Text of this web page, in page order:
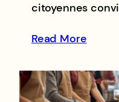
citoyennes
Read More